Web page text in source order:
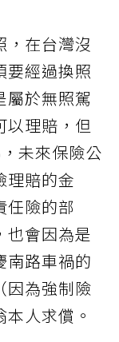
，在台灣沒
要經過換照
屬於無照駕
以理賠，但
未來保險公
理賠的金
任險的部
也會因為是
南路車禍的
因為強制險
人求償。